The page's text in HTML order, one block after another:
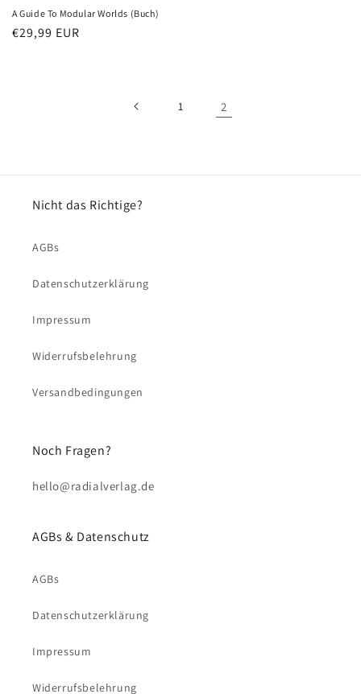
A Guide To Modular Worlds (Buch)
Normaler
€29,99 EUR
1 2
Nicht das Richtige?
AGBs
Datenschutzerklärung
Impressum
Widerrufsbelehrung
Versandbedingungen
Noch Fragen?
hello@radialverlag.de
AGBs & Datenschutz
AGBs
Datenschutzerklärung
Impressum
Widerrufsbelehrung